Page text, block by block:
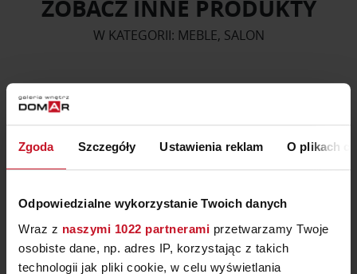
Zgoda Szczegóły Ustawienia reklam O plikach
Odpowiedzialne wykorzystanie Twoich danych
Wraz z naszymi 1022 partnerami przetwarzamy Twoje
osobiste dane, np. adres IP, korzystając z takich
technologii jak pliki cookie, w celu wyświetlania
ZOBACZ INNE PRODUKTY
W KATEGORII: MEBLE, SALON